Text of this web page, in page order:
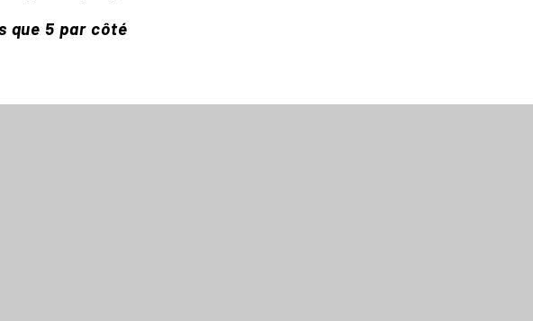
que 5 par côté